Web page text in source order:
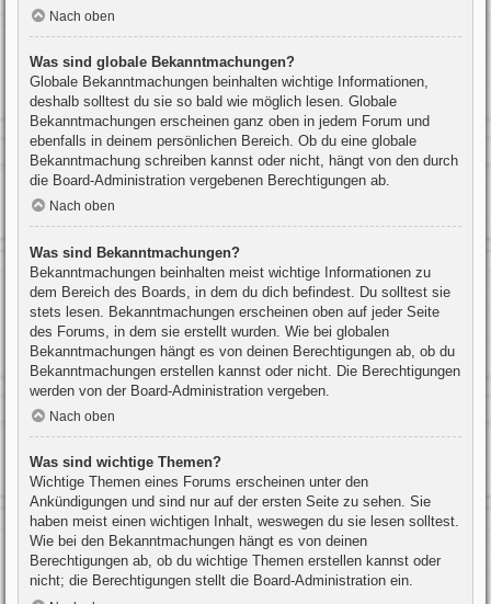
Nach oben
Was sind globale Bekanntmachungen?
Globale Bekanntmachungen beinhalten wichtige Informationen,
deshalb solltest du sie so bald wie möglich lesen. Globale
Bekanntmachungen erscheinen ganz oben in jedem Forum und
ebenfalls in deinem persönlichen Bereich. Ob du eine globale
Bekanntmachung schreiben kannst oder nicht, hängt von den durch
die Board-Administration vergebenen Berechtigungen ab.
Nach oben
Was sind Bekanntmachungen?
Bekanntmachungen beinhalten meist wichtige Informationen zu
dem Bereich des Boards, in dem du dich befindest. Du solltest sie
stets lesen. Bekanntmachungen erscheinen oben auf jeder Seite
des Forums, in dem sie erstellt wurden. Wie bei globalen
Bekanntmachungen hängt es von deinen Berechtigungen ab, ob du
Bekanntmachungen erstellen kannst oder nicht. Die Berechtigungen
werden von der Board-Administration vergeben.
Nach oben
Was sind wichtige Themen?
Wichtige Themen eines Forums erscheinen unter den
Ankündigungen und sind nur auf der ersten Seite zu sehen. Sie
haben meist einen wichtigen Inhalt, weswegen du sie lesen solltest.
Wie bei den Bekanntmachungen hängt es von deinen
Berechtigungen ab, ob du wichtige Themen erstellen kannst oder
nicht; die Berechtigungen stellt die Board-Administration ein.